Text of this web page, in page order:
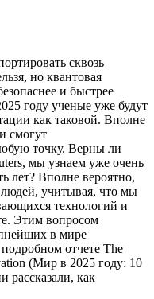
сквозь
но квантовая
и быстрее
году ученые уже будут
как таковой. Вполне
смогут
точку. Верны ли
мы узнаем уже очень
лет? Вполне вероятно,
людей, учитывая, что мы
технологий и
Этим вопросом
в мире
отчете The
(Мир в 2025 году: 10
рассказали, как